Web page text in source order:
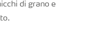
di grano e